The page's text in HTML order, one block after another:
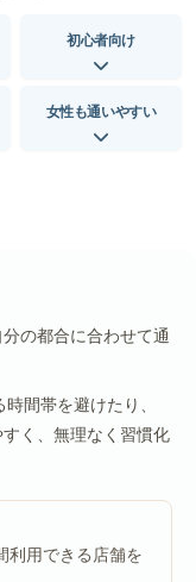
初心者向け
女性も通いやすい
の都合に合わせて通
間帯を避けたり、
く、無理なく習慣化
利用できる店舗を